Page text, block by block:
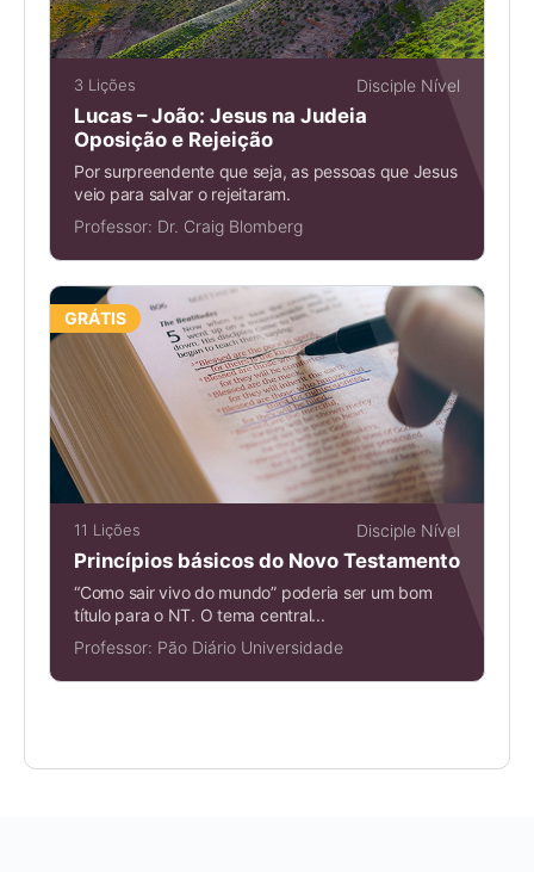
3 Lições Disciple Nível
Lucas – João: Jesus na Judeia
Oposição e Rejeição
Por surpreendente que seja, as pessoas que Jesus
veio para salvar o rejeitaram.
Professor: Dr. Craig Blomberg
GRÁTIS
11 Lições Disciple Nível
Princípios básicos do Novo Testamento
“Como sair vivo do mundo” poderia ser um bom
título para o NT. O tema central...
Professor: Pão Diário Universidade